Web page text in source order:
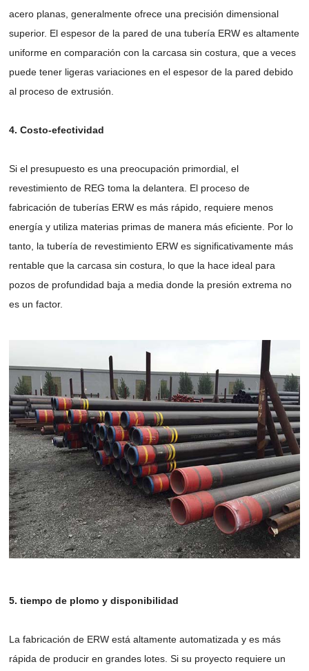
acero planas, generalmente ofrece una precisión dimensional
superior. El espesor de la pared de una tubería ERW es altamente
uniforme en comparación con la carcasa sin costura, que a veces
puede tener ligeras variaciones en el espesor de la pared debido
al proceso de extrusión.
4. Costo-efectividad
Si el presupuesto es una preocupación primordial, el
revestimiento de REG toma la delantera. El proceso de
fabricación de tuberías ERW es más rápido, requiere menos
energía y utiliza materias primas de manera más eficiente. Por lo
tanto, la tubería de revestimiento ERW es significativamente más
rentable que la carcasa sin costura, lo que la hace ideal para
pozos de profundidad baja a media donde la presión extrema no
es un factor.
5. tiempo de plomo y disponibilidad
La fabricación de ERW está altamente automatizada y es más
rápida de producir en grandes lotes. Si su proyecto requiere un